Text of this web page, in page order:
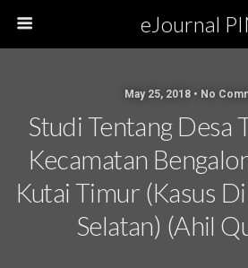
eJournal
May 25, 2018 • No
Studi Tentang Desa
Kecamatan
Kutai Timur (Kasus
Selatan) (Ahil